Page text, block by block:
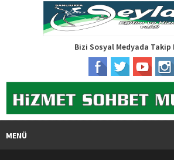
Bizi Sosyal Medyada Takip
MENÜ